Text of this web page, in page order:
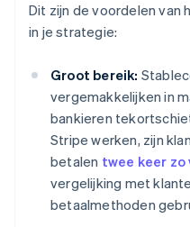
Dit zijn de voordelen van
in je strategie:
Groot bereik:
vergemakkelijken in
bankieren
Stripe werken, zijn
betalen twee keer zo
vergelijking met
betaalmethoden